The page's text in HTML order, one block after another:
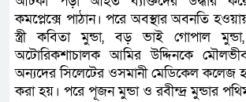
কমপ্লেক্সে পাঠান। পরে অবস্থার অবনতি
স্ত্রী কবিতা মুন্ডা, বড় ভাই গোপাল
অটোরিকশাচালক আমির উদ্দিনকে
অন্যদের সিলেটের ওসমানী মেডিকেল কলেজ
করা হয়। পরে পূজন মুন্ডা ও রবীন্দ্র মুন্ডার